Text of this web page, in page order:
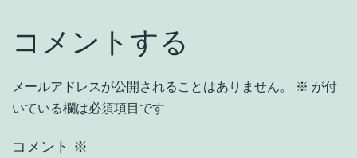
コメントする
メールアドレスが公開されることはありません。 ※ が付
いている欄は必須項目です
コメント ※